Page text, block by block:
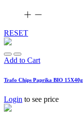
RESET
Add to Cart
Trafo Chips Paprika BIO 15X40g
Login to see price